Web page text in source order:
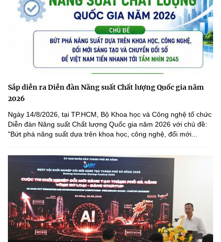
Sắp diễn ra Diễn đàn Năng suất Chất lượng Quốc gia năm
2026
Ngày 14/8/2026, tại TP.HCM, Bộ Khoa học và Công nghệ tổ chức
Diễn đàn Năng suất Chất lượng Quốc gia năm 2026 với chủ đề:
"Bứt phá năng suất dựa trên khoa học, công nghệ, đổi mới...